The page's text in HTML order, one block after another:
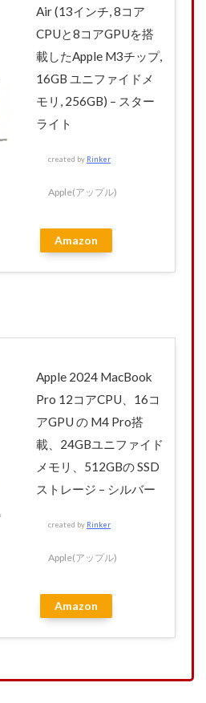
Air (13インチ, 8コア
CPUと8コアGPUを搭
載したApple M3チップ,
16GB ユニファイドメ
モリ, 256GB) – スター
ライト
created by Rinker
Apple(アップル)
Amazon
Apple 2024 MacBook
Pro 12コアCPU、16コ
アGPU の M4 Pro搭
載、24GBユニファイド
メモリ、512GBの SSD
ストレージ – シルバー
created by Rinker
Apple(アップル)
Amazon